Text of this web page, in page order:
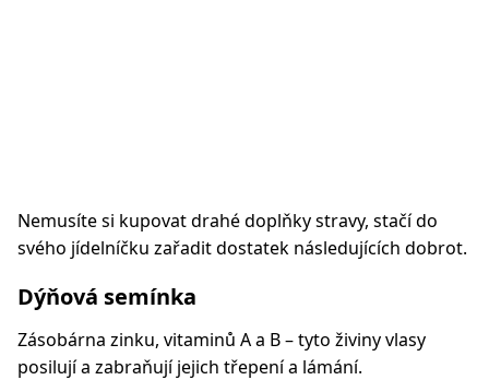
Nemusíte si kupovat drahé doplňky stravy, stačí do
svého jídelníčku zařadit dostatek následujících dobrot.
Dýňová semínka
Zásobárna zinku, vitaminů A a B – tyto živiny vlasy
posilují a zabraňují jejich třepení a lámání.